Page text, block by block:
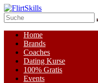
Home
Brands
Coaches
Dating Kurse
100% Gratis
Events